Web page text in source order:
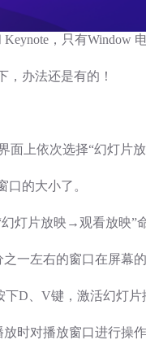
，只有Window
，办法还是有的！
面上依次选择“幻灯
口的大小了。
灯片放映→观看放映”
一左右的窗口在屏幕
D、V键，激活幻灯片
时对播放窗口进行操